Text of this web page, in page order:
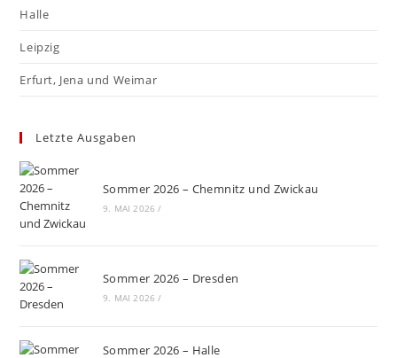
Halle
Leipzig
Erfurt, Jena und Weimar
Letzte Ausgaben
Sommer 2026 – Chemnitz und Zwickau
9. MAI 2026 /
Sommer 2026 – Dresden
9. MAI 2026 /
Sommer 2026 – Halle